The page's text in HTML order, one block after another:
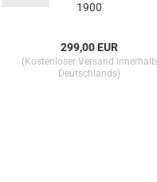
1900
299,00 EUR
(Kostenloser Versand innerhalb
Deutschlands)